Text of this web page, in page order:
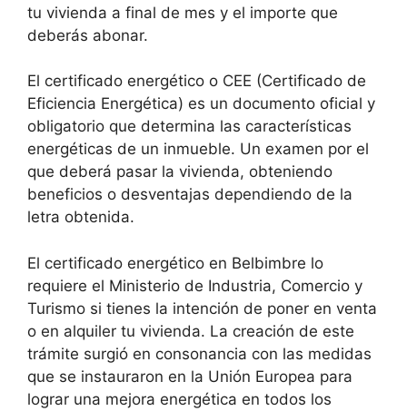
tu vivienda a final de mes y el importe que
deberás abonar.
El certificado energético o CEE (Certificado de
Eficiencia Energética) es un documento oficial y
obligatorio que determina las características
energéticas de un inmueble. Un examen por el
que deberá pasar la vivienda, obteniendo
beneficios o desventajas dependiendo de la
letra obtenida.
El certificado energético en Belbimbre lo
requiere el Ministerio de Industria, Comercio y
Turismo si tienes la intención de poner en venta
o en alquiler tu vivienda. La creación de este
trámite surgió en consonancia con las medidas
que se instauraron en la Unión Europea para
lograr una mejora energética en todos los